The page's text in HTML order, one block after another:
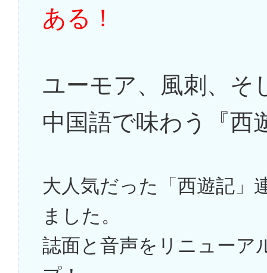
ある！
ユーモア、風刺、
中国語で味わう『西
大人気だった「西遊記」
ました。
誌面と音声をリニューア